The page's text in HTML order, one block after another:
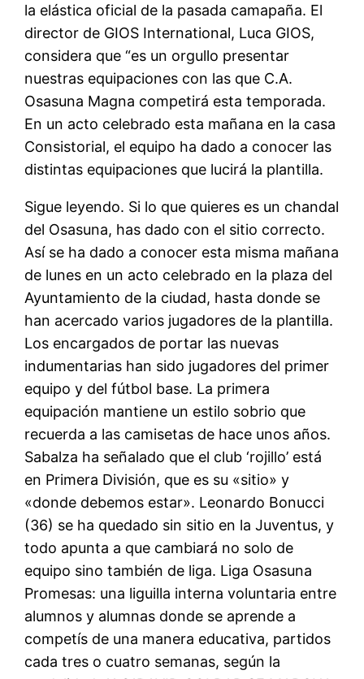
la elástica oficial de la pasada camapaña. El
director de GIOS International, Luca GIOS,
considera que “es un orgullo presentar
nuestras equipaciones con las que C.A.
Osasuna Magna competirá esta temporada.
En un acto celebrado esta mañana en la casa
Consistorial, el equipo ha dado a conocer las
distintas equipaciones que lucirá la plantilla.
Sigue leyendo. Si lo que quieres es un chandal
del Osasuna, has dado con el sitio correcto.
Así se ha dado a conocer esta misma mañana
de lunes en un acto celebrado en la plaza del
Ayuntamiento de la ciudad, hasta donde se
han acercado varios jugadores de la plantilla.
Los encargados de portar las nuevas
indumentarias han sido jugadores del primer
equipo y del fútbol base. La primera
equipación mantiene un estilo sobrio que
recuerda a las camisetas de hace unos años.
Sabalza ha señalado que el club ‘rojillo’ está
en Primera División, que es su «sitio» y
«donde debemos estar». Leonardo Bonucci
(36) se ha quedado sin sitio en la Juventus, y
todo apunta a que cambiará no solo de
equipo sino también de liga. Liga Osasuna
Promesas: una liguilla interna voluntaria entre
alumnos y alumnas donde se aprende a
competís de una manera educativa, partidos
cada tres o cuatro semanas, según la